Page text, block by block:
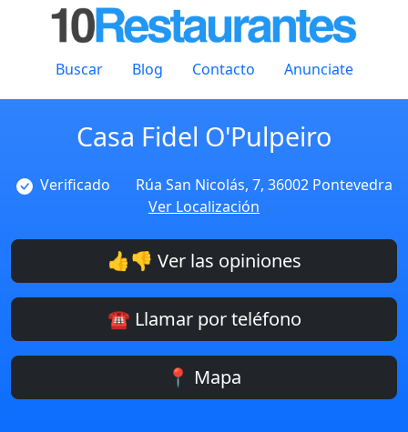
Buscar Blog Contacto Anunciate
Casa Fidel O'Pulpeiro
Verificado
Rúa San Nicolás, 7, 36002 Pontevedra
Ver Localización
👍👎 Ver las opiniones
☎️ Llamar por teléfono
📍 Mapa